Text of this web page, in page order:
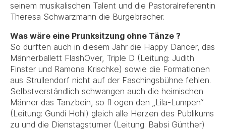
seinem musikalischen Talent und die Pastoralreferentin
Theresa Schwarzmann die Burgebracher.
Was wäre eine Prunksitzung ohne Tänze ?
So durften auch in diesem Jahr die Happy Dancer, das
Männerballett FlashOver, Triple D (Leitung: Judith
Finster und Ramona Krischke) sowie die Formationen
aus Strullendorf nicht auf der Faschingsbühne fehlen.
Selbstverständlich schwangen auch die heimischen
Männer das Tanzbein, so fl ogen den „Lila-Lumpen“
(Leitung: Gundi Hohl) gleich alle Herzen des Publikums
zu und die Dienstagsturner (Leitung: Babsi Günther)